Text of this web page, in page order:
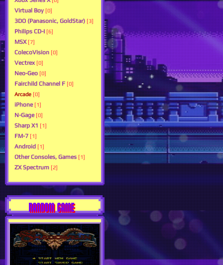
Virtual Boy [0]
3DO (Panasonic, GoldStar) [3]
Philips CD-I [6]
MSX [7]
ColecoVision [0]
Vectrex [0]
Neo-Geo [0]
Fairchild Channel F [0]
Arcade [0]
iPhone [1]
N-Gage [0]
Sharp X1 [1]
FM-7 [1]
Android [1]
Other Consoles, Games [1]
ZX Spectrum [2]
RANDOM GAME